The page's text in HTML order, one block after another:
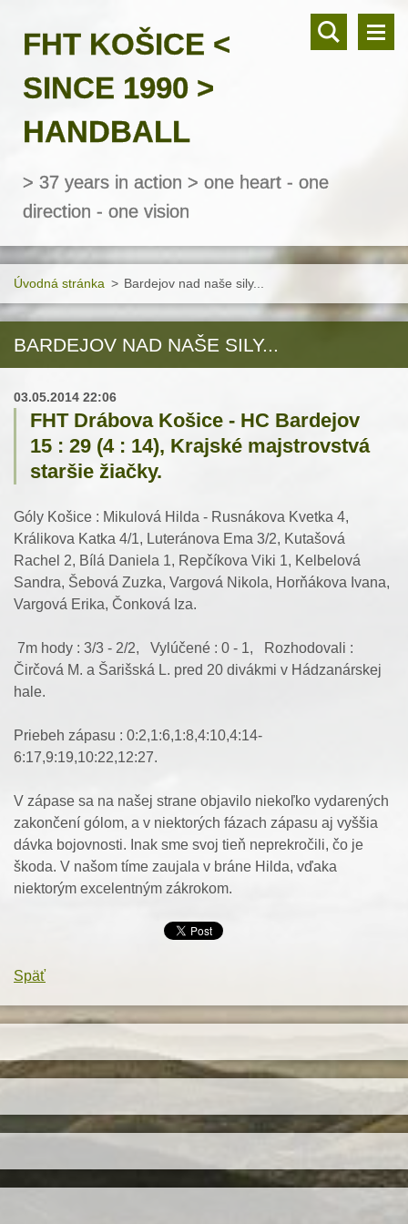
FHT KOŠICE <
SINCE 1990 >
HANDBALL
> 37 years in action > one heart - one
direction - one vision
Úvodná stránka > Bardejov nad naše sily...
BARDEJOV NAD NAŠE SILY...
03.05.2014 22:06
FHT Drábova Košice - HC Bardejov
15 : 29 (4 : 14), Krajské majstrovstvá
staršie žiačky.
Góly Košice : Mikulová Hilda - Rusnákova Kvetka 4,
Králikova Katka 4/1, Luteránova Ema 3/2, Kutašová
Rachel 2, Bílá Daniela 1, Repčíkova Viki 1, Kelbelová
Sandra, Šebová Zuzka, Vargová Nikola, Horňákova Ivana,
Vargová Erika, Čonková Iza.
7m hody : 3/3 - 2/2, Vylúčené : 0 - 1, Rozhodovali :
Čirčová M. a Šarišská L. pred 20 divákmi v Hádzanárskej
hale.
Priebeh zápasu : 0:2,1:6,1:8,4:10,4:14-
6:17,9:19,10:22,12:27.
V zápase sa na našej strane objavilo niekoľko vydarených
zakončení gólom, a v niektorých fázach zápasu aj vyššia
dávka bojovnosti. Inak sme svoj tieň neprekročili, čo je
škoda. V našom tíme zaujala v bráne Hilda, vďaka
niektorým excelentným zákrokom.
Späť